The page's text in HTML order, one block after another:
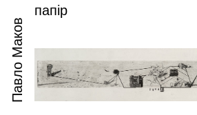
Павло Маков
папір